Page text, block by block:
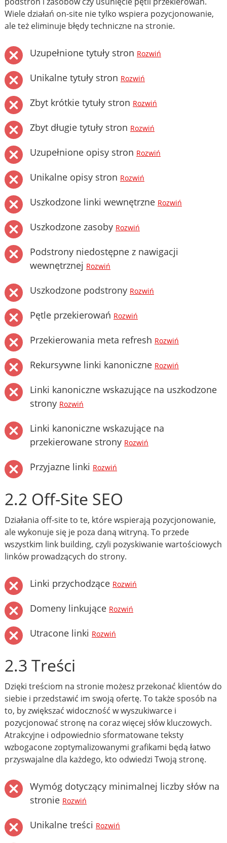
Wiele działań on-site nie tylko wspiera pozycjonowanie,
ale też eliminuje błędy techniczne na stronie.
Uzupełnione tytuły stron Rozwiń
Unikalne tytuły stron Rozwiń
Zbyt krótkie tytuły stron Rozwiń
Zbyt długie tytuły stron Rozwiń
Uzupełnione opisy stron Rozwiń
Unikalne opisy stron Rozwiń
Uszkodzone linki wewnętrzne Rozwiń
Uszkodzone zasoby Rozwiń
Podstrony niedostępne z nawigacji
wewnętrznej Rozwiń
Uszkodzone podstrony Rozwiń
Pętle przekierowań Rozwiń
Przekierowania meta refresh Rozwiń
Rekursywne linki kanoniczne Rozwiń
Linki kanoniczne wskazujące na uszkodzone
strony Rozwiń
Linki kanoniczne wskazujące na
przekierowane strony Rozwiń
Przyjazne linki Rozwiń
2.2 Off-Site SEO
Działania off-site to te, które wspierają pozycjonowanie,
ale wykonuje się je poza daną witryną. To przede
wszystkim link building, czyli pozyskiwanie wartościowych
linków prowadzących do strony.
Linki przychodzące Rozwiń
Domeny linkujące Rozwiń
Utracone linki Rozwiń
2.3 Treści
Dzięki treściom na stronie możesz przekonać klientów do
siebie i przedstawić im swoją ofertę. To także sposób na
to, by zwiększać widoczność w wyszukiwarce i
pozycjonować stronę na coraz więcej słów kluczowych.
Atrakcyjne i odpowiednio sformatowane teksty
wzbogacone zoptymalizowanymi grafikami będą łatwo
przyswajalne dla każdego, kto odwiedzi Twoją stronę.
Wymóg dotyczący minimalnej liczby słów na
stronie Rozwiń
Unikalne treści Rozwiń